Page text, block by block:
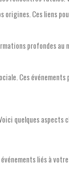
origines. Ces liens
profondes
Ces événements
quelques aspects
liés à